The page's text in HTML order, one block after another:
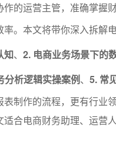
的运营主管，准确掌握
。本文将带你深入拆解
知、 2. 电商业务场景下的
分析逻辑实操案例、 5. 常
制作的流程，更有行业
合电商财务助理、运营